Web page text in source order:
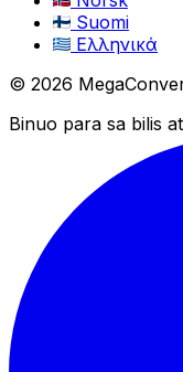
Suomi
Ελληνικά
© 2026
Binuo para sa bilis